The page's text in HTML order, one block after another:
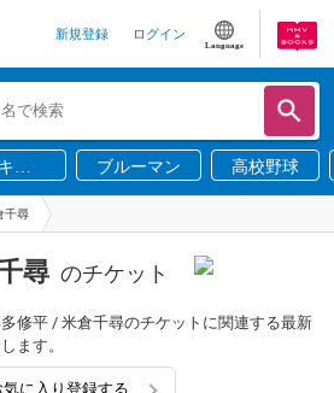
新規登録 ログイン
Language
ニ
ブルーマン 高校野球
千尋
尋 のチケット
修平 / 米倉千尋のチケットに関連する最新
ます。
に入り登録する